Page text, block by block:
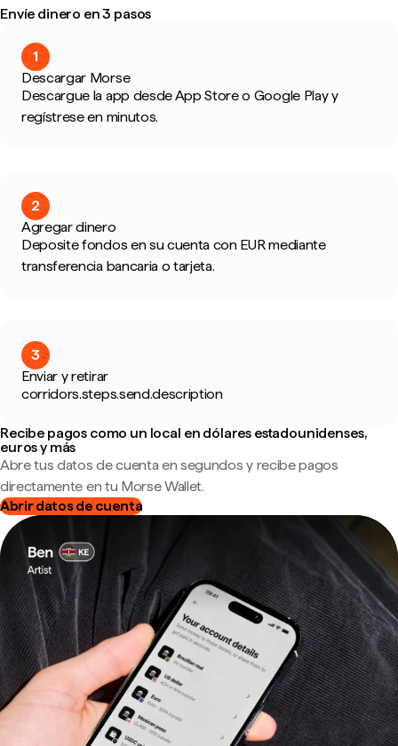
Envíe dinero en 3 pasos
1
Descargar Morse
Descargue la app desde App Store o Google Play y
regístrese en minutos.
2
Agregar dinero
Deposite fondos en su cuenta con EUR mediante
transferencia bancaria o tarjeta.
3
Enviar y retirar
corridors.steps.send.description
Recibe pagos como un local en dólares estadounidenses,
euros y más
Abre tus datos de cuenta en segundos y recibe pagos
directamente en tu Morse Wallet.
Abrir datos de cuenta